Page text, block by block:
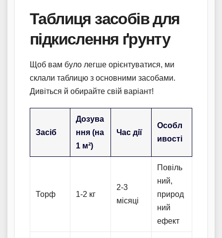
Таблиця засобів для
підкислення ґрунту
Щоб вам було легше орієнтуватися, ми
склали таблицю з основними засобами.
Дивіться й обирайте свій варіант!
Засіб
Дозува
ння (на
1 м²)
Час дії
Особл
ивості
Торф 1-2 кг
2-3
місяці
Повіль
ний,
природ
ний
ефект